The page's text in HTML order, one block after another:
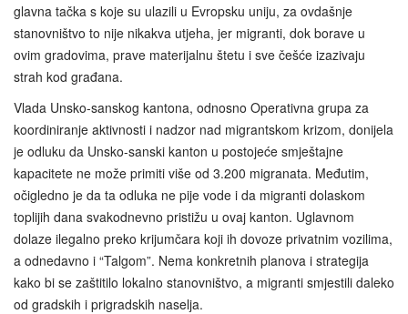
glavna tačka s koje su ulazili u Evropsku uniju, za ovdašnje
stanovništvo to nije nikakva utjeha, jer migranti, dok borave u
ovim gradovima, prave materijalnu štetu i sve češće izazivaju
strah kod građana.
Vlada Unsko-sanskog kantona, odnosno Operativna grupa za
koordiniranje aktivnosti i nadzor nad migrantskom krizom, donijela
je odluku da Unsko-sanski kanton u postojeće smještajne
kapacitete ne može primiti više od 3.200 migranata. Međutim,
očigledno je da ta odluka ne pije vode i da migranti dolaskom
toplijih dana svakodnevno pristižu u ovaj kanton. Uglavnom
dolaze ilegalno preko krijumčara koji ih dovoze privatnim vozilima,
a odnedavno i “Talgom”. Nema konkretnih planova i strategija
kako bi se zaštitilo lokalno stanovništvo, a migranti smjestili daleko
od gradskih i prigradskih naselja.